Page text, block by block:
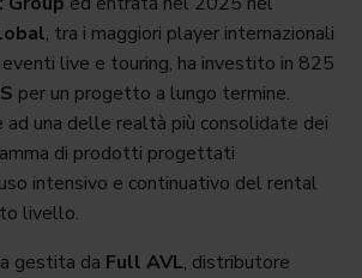
, tra i maggiori player internazionali
live e touring, ha investito in 825
per un progetto a lungo termine.
ad una delle realtà più consolidate dei
di prodotti progettati
intensivo e continuativo del rental
livello.
gestita da Full AVL, distributore